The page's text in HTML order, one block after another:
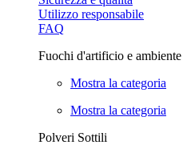
Utilizzo responsabile
FAQ
Fuochi d'artificio e ambiente
Mostra la categoria
Mostra la categoria
Polveri Sottili